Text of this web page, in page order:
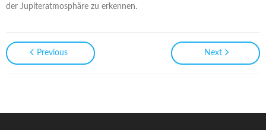
der Jupiteratmosphäre zu erkennen.
Previous Next